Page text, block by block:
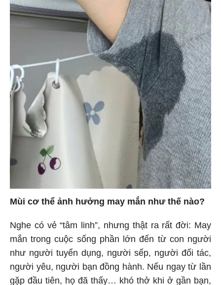
Mùi cơ thể ảnh hưởng may mắn như thế nào?
Nghe có vẻ “tâm linh”, nhưng thật ra rất đời: May
mắn trong cuộc sống phần lớn đến từ con người
như người tuyển dụng, người sếp, người đối tác,
người yêu, người bạn đồng hành. Nếu ngay từ lần
gặp đầu tiên, họ đã thấy… khó thở khi ở gần bạn,